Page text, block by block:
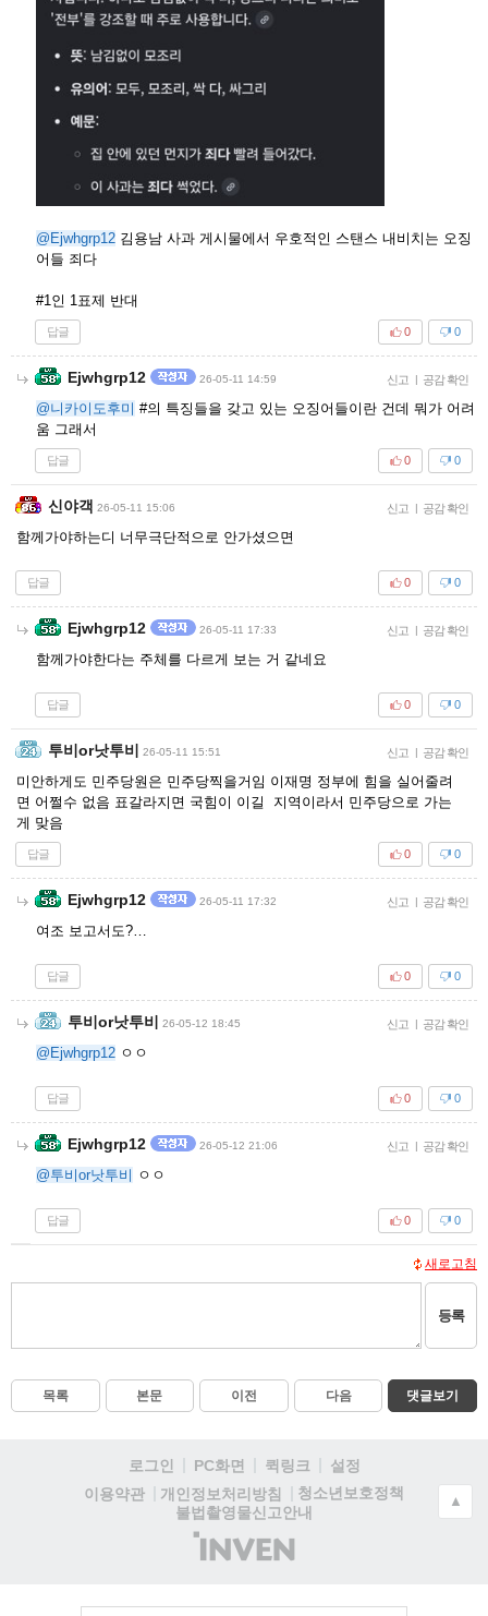
@Ejwhgrp12 김용남 사과 게시물에서 우호적인 스탠스 내비치는 오징
어들 죄다
#1인 1표제 반대
답글 0
0
Ejwhgrp12 26-05-11 14:59 신고 | 공감 확인
@니카이도후미 #의 특징들을 갖고 있는 오징어들이란 건데 뭐가 어려
움 그래서
답글 0
0
신야객 26-05-11 15:06 신고 | 공감 확인
함께가야하는디 너무극단적으로 안가셨으면
답글 0
0
Ejwhgrp12 26-05-11 17:33 신고 | 공감 확인
함께가야한다는 주체를 다르게 보는 거 같네요
답글 0
0
투비or낫투비 26-05-11 15:51 신고 | 공감 확인
미안하게도 민주당원은 민주당찍을거임 이재명 정부에 힘을 실어줄려
면 어쩔수 없음 표갈라지면 국힘이 이길 지역이라서 민주당으로 가는
게 맞음
답글 0
0
Ejwhgrp12 26-05-11 17:32 신고 | 공감 확인
여조 보고서도?…
답글 0
0
투비or낫투비 26-05-12 18:45 신고 | 공감 확인
@Ejwhgrp12 ㅇㅇ
답글 0
0
Ejwhgrp12 26-05-12 21:06 신고 | 공감 확인
@투비or낫투비 ㅇㅇ
답글 0
0
새로고침
등록
목록 본문 이전 다음 댓글보기
로그인 PC화면 퀵링크
설정
이용약관
개인정보처리방침
청소년보호정책
불법촬영물신고안내
(주)
인
▲